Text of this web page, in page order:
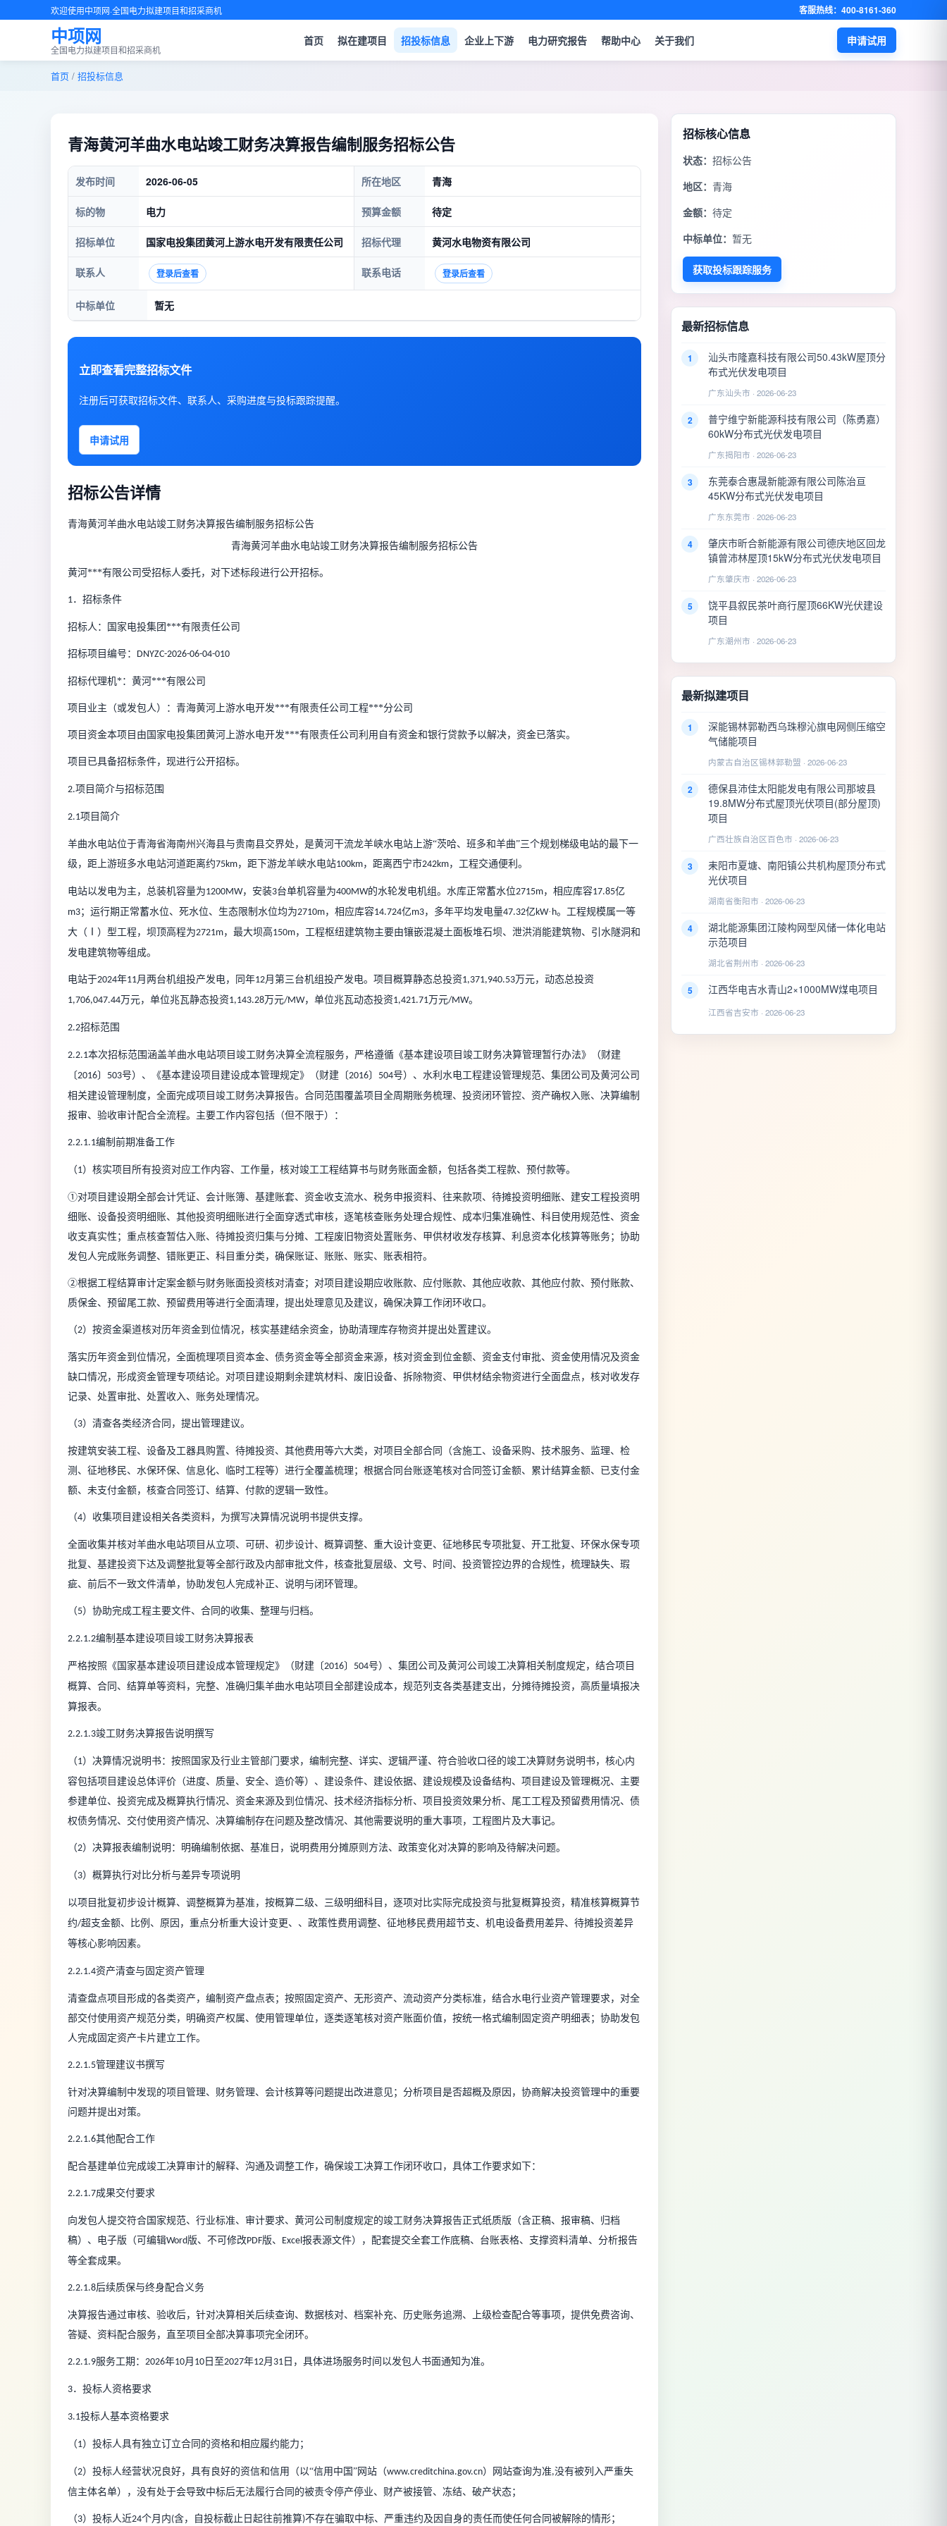
欢迎使用中项网·全国电力拟建项目和招采商机 客服热线：400-8161-360
中项网
全国电力拟建项目和招采商机
首页 拟在建项目 招投标信息 企业上下游 电力研究报告 帮助中心 关于我们 申请试用
首页 / 招投标信息
青海黄河羊曲水电站竣工财务决算报告编制服务招标公告
发布时间 2026-06-05 所在地区 青海
标的物 电力 预算金额 待定
招标单位 国家电投集团黄河上游水电开发有限责任公司 招标代理 黄河水电物资有限公司
联系人 登录后查看 联系电话 登录后查看
中标单位 暂无
立即查看完整招标文件
注册后可获取招标文件、联系人、采购进度与投标跟踪提醒。
申请试用
招标公告详情
青海黄河羊曲水电站竣工财务决算报告编制服务招标公告
青海黄河羊曲水电站竣工财务决算报告编制服务招标公告
黄河***有限公司受招标人委托，对下述标段进行公开招标。
1．招标条件
招标人： 国家电投集团***有限责任公司
招标项目编号： DNYZC-2026-06-04-010
招标代理机*：黄河***有限公司
项目业主（或发包人 ）： 青海黄河上游水电开发***有限责任公司 工程***分公司
项目资金本项目由 国家电投集团黄河上游水电开发***有限责任公司 利用自有资金和银行贷款予以解决，资金已落实。
项目已具备招标条件，现进行公开招标。
2.项目简介与招标范围
2.1项目简介
羊曲水电站位于青海省海南州兴海县与贵南县交界处，是黄河干流龙羊峡水电站上游“茨哈、班多和羊曲”三个规划梯级电站的最下一
级， 距上游班多水电站河道距离约75km，距下游龙羊峡水电站100km， 距离西宁市242km， 工程交通便利 。
电站以发电为主，总装机容量为1200MW，安装3台单机容量为400MW的水轮发电机组。 水库正常蓄水位2715m，相应库容17.85亿
m3； 运行期正常蓄水位、死水位、生态限制水位均为2710m， 相应库容14.724亿m3， 多年平均发电量47.32亿 kW· h。 工程规模属一等
大（ Ⅰ）型工程， 坝顶高程为2721m，最大坝高150m， 工程枢纽建筑物主要由镶嵌混凝土面板堆石坝、泄洪消能建筑物、引水隧洞和
发电建筑物等组成。
电站于2024年11月两台机组投产发电，同年12月第三台机组投产发电。项目 概算静态总投资1,371,940.53 万元，动态总投资
1,706,047.44 万元，单位兆瓦静态投资1,143.28 万元/MW，单位兆瓦动态投资1,421.71 万元/MW。
2.2招标范围
2.2.1本次招标范围涵盖羊曲水电站项目竣工财务决算全流程服务，严格遵循《基本建设项目竣工财务决算管理暂行办法》（财建
〔2016〕 503号）、《基本建设项目建设成本管理规定》 （财建〔2016〕 504号） 、水利水电工程建设管理规范、 集团公司 及黄河公司
相关建设管理制度，全面完成项目竣工财务决算报告。合同范围 覆盖项目全周期账务梳理、投资闭环管控、资产确权入账、决算编制
报审、验收审计配合全流程。 主要工作内容包括（但不限于）：
2.2.1.1编制前期准备工作
（1） 核实项目所有投资对应工作内容、工作量，核对竣工工程结算书与财务账面金额，包括各类工程款、预付款等。
①对项目建设期全部会计凭证、会计账簿、基建账套、资金收支流水、税务申报资料、往来款项、待摊投资明细账、建安工程投资明
细账、设备投资明细账、其他投资明细账进行全面穿透式审核，逐笔核查账务处理合规性、成本归集准确性、科目使用规范性、资金
收支真实性；重点核查暂估入账、待摊投资归集与分摊、工程废旧物资处置账务、甲供材收发存核算、利息资本化核算等账务；协助
发包人完成账务调整、错账更正、科目重分类，确保账证、账账、账实、账表相符。
②根据工程结算审计定案金额与财务账面投资核对清查；对项目建设期应收账款、应付账款、其他应收款、其他应付款、预付账款、
质保金、预留尾工款、预留费用等进行全面清理，提出处理意见及建议，确保决算工作闭环收口。
（2） 按资金渠道核对历年资金到位情况，核实基建结余资金，协助清理库存物资并提出处置建议。
落实历年资金到位情况，全面梳理项目资本金、债务资金等全部资金来源，核对资金到位金额、资金支付审批、资金使用情况及资金
缺口情况，形成资金管理专项结论。 对项目建设期剩余建筑材料、废旧设备、拆除物资、甲供材结余物资进行全面盘点，核对收发存
记录、处置审批、处置收入、账务处理情况。
（3） 清查各类经济合同，提出管理建议。
按建筑安装工程、设备及工器具购置、待摊投资、其他费用等六大类，对项目全部合同（含施工、设备采购、技术服务、监理、检
测、征地移民、水保环保、信息化、临时工程等）进行全覆盖梳理；根据合同台账逐笔核对合同签订金额、累计结算金额、已支付金
额、未支付金额，核查合同签订、结算、付款的逻辑一致性。
（4）收集项目建设相关各类资料，为撰写决算情况说明书提供支撑。
全面收集并核对羊曲水电站项目从立项、可研、初步设计、概算调整、重大设计变更、征地移民专项批复、开工批复、环保水保专项
批复、基建投资下达及调整批复等全部行政及内部审批文件，核查批复层级、文号、时间、投资管控边界的合规性，梳理缺失、瑕
疵、前后不一致文件清单，协助发包人完成补正、说明与闭环管理。
（5） 协助完成工程主要文件、合同的收集、整理与归档。
2.2.1.2编制基本建设项目竣工财务决算报表
严格按照 《 国家基本建设项目建设成本管理规定》 （财建〔2016〕 504号） 、集 团公司及黄河公司竣工决算相关制度规定，结合项目
概算、合同、结算单等资料， 完整、准确归集羊曲水电站项目全部建设成本， 规范列支各类基建支出，分摊待摊投资，高质量填报决
算报表。
2.2.1.3竣工财务决算报告说明撰写
（1）决算情况说明书：按照国家及行业主管部门要求，编制完整、详实、逻辑严谨、符合验收口径的竣工决算财务说明书，核心内
容包括项目建设总体评价（进度、质量、安全、造价等）、建设条件、建设依据、建设规模及设备结构、项目建设及管理概况、主要
参建单位、投资完成及概算执行情况、资金来源及到位情况、技术经济指标分析、项目投资效果分析、尾工工程及预留费用情况、债
权债务情况、交付使用资产情况、决算编制存在问题及整改情况、其他需要说明的重大事项，工程图片及大事记。
（2）决算报表编制说明：明确编制依据、基准日，说明费用分摊原则方法、政策变化对决算的影响及待解决问题。
（3） 概算执行对比分析与差异专项说明
以项目批复初步设计概算、调整概算为基准，按概算二级、三级明细科目，逐项对比实际完成投资与批复概算投资，精准核算概算节
约/超支金额、比例、原因，重点分析重大设计变更、、政策性费用调整、征地移民费用超节支、机电设备费用差异、待摊投资差异
等核心影响因素。
2.2.1.4资产清查与固定资产管理
清查盘点项目形成的各类资产，编制资产盘点表；按照固定资产、无形资产、流动资产分类标准，结合水电行业资产管理要求，对全
部交付使用资产规范分类，明确资产权属、使用管理单位，逐类逐笔核对资产账面价值，按统一格式编制固定资产明细表；协助发包
人完成固定资产卡片建立工作。
2.2.1.5管理建议书撰写
针对决算编制中发现的项目管理、财务管理、会计核算等问题提出改进意见；分析项目是否超概及原因，协商解决投资管理中的重要
问题并提出对策。
2.2.1.6其他配合工作
配合基建单位完成竣工决算审计的解释、沟通及调整工作，确保竣工决算工作闭环收口，具体工作要求如下：
2.2.1.7成果交付要求
向发包人提交符合国家规范、行业标准、审计要求、黄河公司制度规定的竣工财务决算报告正式纸质版（含正稿、报审稿、归档
稿）、电子版（可编辑Word版、不可修改PDF版、 Excel 报表源文件），配套提交全套工作底稿、台账表格、支撑资料清单、分析报告
等全套成果。
2.2.1.8后续质保与终身配合义务
决算报告通过审核、验收后，针对决算相关后续查询、数据核对、档案补充、历史账务追溯、上级检查配合等事项，提供免费咨询、
答疑、资料配合服务，直至项目全部决算事项完全闭环。
2.2.1.9服务工期： 2026年10月 10 日至2027年12月 31 日，具体进场服务时间以发包人书面通知为准。
3．投标人资格要求
3.1投标人基本资格要求
（1）投标人具有独立订立合同的资格和相应履约能力；
（2）投标人经营状况良好，具有良好的资信和信用（以“信用中国”网站（www.creditchina.gov.cn）网站查询为准,没有被列入严重失
信主体名单），没有处于会导致中标后无法履行合同的被责令停产停业、财产被接管、冻结、破产状态；
（3）投标人近24个月内(含，自投标截止日起往前推算)不存在骗取中标、严重违约及因自身的责任而使任何合同被解除的情形；
招标核心信息
状态： 招标公告
地区： 青海
金额： 待定
中标单位： 暂无
获取投标跟踪服务
最新招标信息
1
汕头市隆嘉科技有限公司50.43kW屋顶分
布式光伏发电项目
广东汕头市 · 2026-06-23
2
普宁维宁新能源科技有限公司（陈勇嘉）
60kW分布式光伏发电项目
广东揭阳市 · 2026-06-23
3
东莞泰合惠晟新能源有限公司陈治亘
45KW分布式光伏发电项目
广东东莞市 · 2026-06-23
4
肇庆市昕合新能源有限公司德庆地区回龙
镇曾沛林屋顶15kW分布式光伏发电项目
广东肇庆市 · 2026-06-23
5
饶平县叙民茶叶商行屋顶66KW光伏建设
项目
广东潮州市 · 2026-06-23
最新拟建项目
1
深能锡林郭勒西乌珠穆沁旗电网侧压缩空
气储能项目
内蒙古自治区锡林郭勒盟 · 2026-06-23
2
德保县沛佳太阳能发电有限公司那坡县
19.8MW分布式屋顶光伏项目(部分屋顶)
项目
广西壮族自治区百色市 · 2026-06-23
3
耒阳市夏塘、南阳镇公共机构屋顶分布式
光伏项目
湖南省衡阳市 · 2026-06-23
4
湖北能源集团江陵构网型风储一体化电站
示范项目
湖北省荆州市 · 2026-06-23
5 江西华电吉水青山2×1000MW煤电项目
江西省吉安市 · 2026-06-23